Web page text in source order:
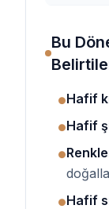
Bu
●Hafif
●Hafif
●
●Hafif